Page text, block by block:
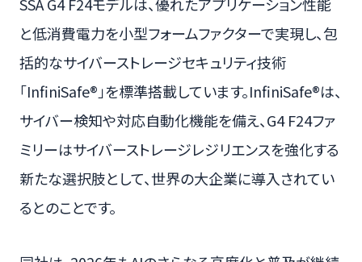
と低消費電力を小型フォームファクターで実現し、包
括的なサイバーストレージセキュリティ技術
「InfiniSafe®」を標準搭載しています。InfiniSafe®は、
サイバー検知や対応自動化機能を備え、G4 F24ファ
ミリーはサイバーストレージレジリエンスを強化する
新たな選択肢として、世界の大企業に導入されてい
るとのことです。